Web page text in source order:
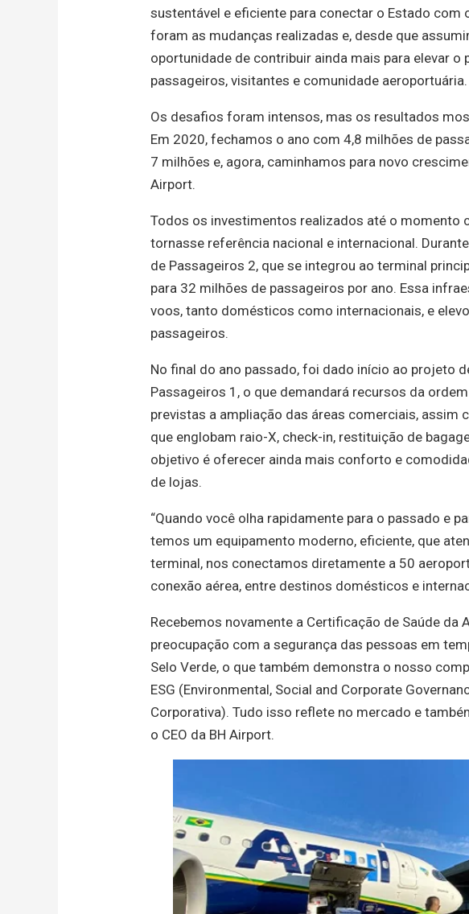
sustentável e eficiente para conectar o Estado com
foram as mudanças realizadas e, desde que
oportunidade de contribuir ainda mais para elevar
passageiros, visitantes e comunidade aeroportuária.
Os desafios foram intensos, mas os resultados
Em 2020, fechamos o ano com 4,8 milhões de
7 milhões e, agora, caminhamos para novo
Airport.
Todos os investimentos realizados até o momento
tornasse referência nacional e internacional.
de Passageiros 2, que se integrou ao terminal
para 32 milhões de passageiros por ano. Essa
voos, tanto domésticos como internacionais, e
passageiros.
No final do ano passado, foi dado início ao projeto
Passageiros 1, o que demandará recursos da
previstas a ampliação das áreas comerciais, assim
que englobam raio-X, check-in, restituição de
objetivo é oferecer ainda mais conforto e
de lojas.
“Quando você olha rapidamente para o passado e
temos um equipamento moderno, eficiente, que
terminal, nos conectamos diretamente a 50
conexão aérea, entre destinos domésticos e
Recebemos novamente a Certificação de Saúde da
preocupação com a segurança das pessoas em
Selo Verde, o que também demonstra o nosso
ESG (Environmental, Social and Corporate
Corporativa). Tudo isso reflete no mercado e
o CEO da BH Airport.